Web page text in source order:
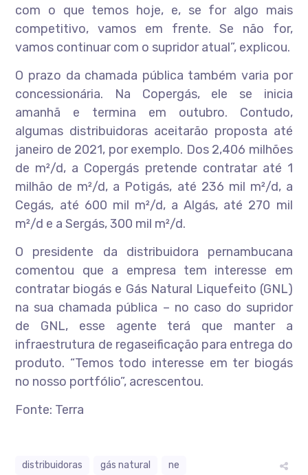
com o que temos hoje, e, se for algo mais
competitivo, vamos em frente. Se não for,
vamos continuar com o supridor atual”, explicou.
O prazo da chamada pública também varia por
concessionária. Na Copergás, ele se inicia
amanhã e termina em outubro. Contudo,
algumas distribuidoras aceitarão proposta até
janeiro de 2021, por exemplo. Dos 2,406 milhões
de m²/d, a Copergás pretende contratar até 1
milhão de m²/d, a Potigás, até 236 mil m²/d, a
Cegás, até 600 mil m²/d, a Algás, até 270 mil
m²/d e a Sergás, 300 mil m²/d.
O presidente da distribuidora pernambucana
comentou que a empresa tem interesse em
contratar biogás e Gás Natural Liquefeito (GNL)
na sua chamada pública – no caso do supridor
de GNL, esse agente terá que manter a
infraestrutura de regaseificação para entrega do
produto. “Temos todo interesse em ter biogás
no nosso portfólio”, acrescentou.
Fonte: Terra
distribuidoras gás natural ne